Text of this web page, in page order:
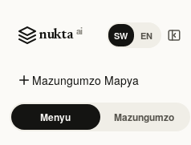
nukta ai SW EN
Mazungumzo Mapya
Menyu Mazungumzo